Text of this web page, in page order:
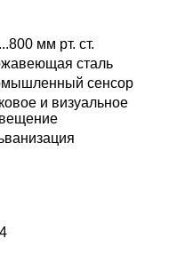
мм рт. ст.
сталь
сенсор
и визуальное